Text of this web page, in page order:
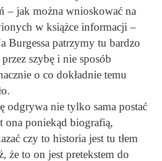
– jak można wnioskować na
w książce informacji –
Burgessa patrzymy tu bardzo
szybę i nie sposób
o co dokładnie temu
odgrywa nie tylko sama postać
ona poniekąd biografią,
czy to historia jest tu tłem
że to on jest pretekstem do